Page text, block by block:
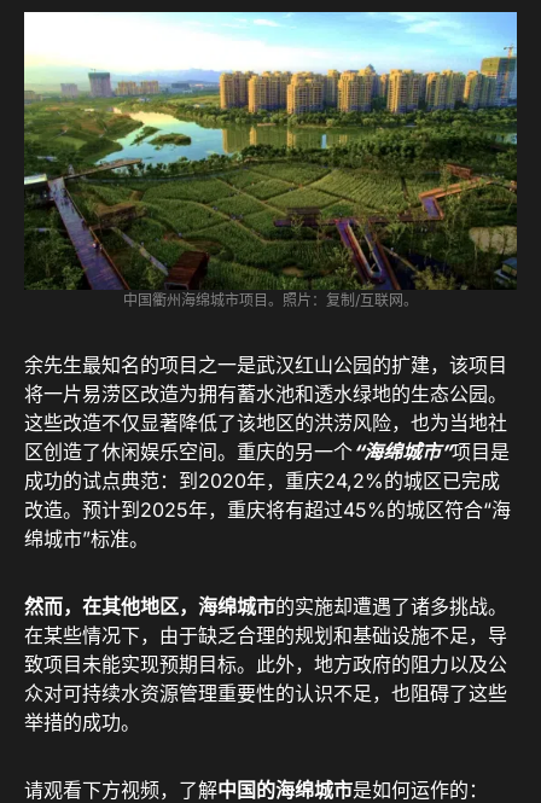
中国衢州海绵城市项目。照片：复制/互联网。
余先生最知名的项目之一是武汉红山公园的扩建，该项目
将一片易涝区改造为拥有蓄水池和透水绿地的生态公园。
这些改造不仅显著降低了该地区的洪涝风险，也为当地社
区创造了休闲娱乐空间。重庆的另一个“海绵城市”项目是
成功的试点典范：到2020年，重庆24,2%的城区已完成
改造。预计到2025年，重庆将有超过45%的城区符合“海
绵城市”标准。
然而，在其他地区，海绵城市的实施却遭遇了诸多挑战。
在某些情况下，由于缺乏合理的规划和基础设施不足，导
致项目未能实现预期目标。此外，地方政府的阻力以及公
众对可持续水资源管理重要性的认识不足，也阻碍了这些
举措的成功。
请观看下方视频，了解中国的海绵城市是如何运作的：